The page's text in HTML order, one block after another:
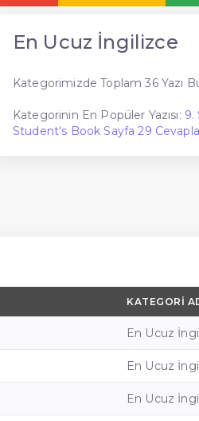
En Ucuz İngilizce
Kategorimizde Toplam 36 Yazı
Kategorinin En Popüler Yazısı: 9.
Student's Book Sayfa 29
KATEGORI
En Ucuz
En Ucuz
En Ucuz